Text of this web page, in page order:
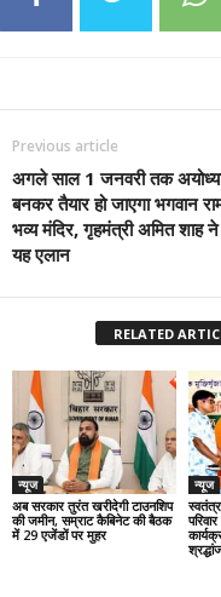
Previous article
अगले साल 1 जनवरी तक
बनकर तैयार हो जाएगा भगवान
भव्य मंदिर, गृहमंत्री अमित शाह ने
यह एलान
RELATED
न्यूज
अब सरकार तुरंत खरीदेगी टाउनशिप
की जमीन, सम्राट कैबिनेट की बैठक
में 29 एजेंडों पर मुहर
न्यूज